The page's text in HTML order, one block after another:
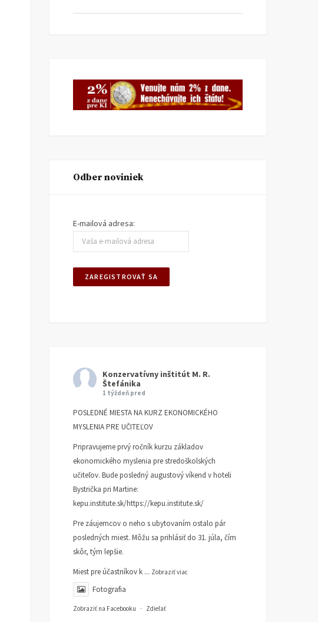
Odber noviniek
E-mailová adresa:
Konzervatívny inštitút M. R.
Štefánika
1 týždeň pred
POSLEDNÉ MIESTA NA KURZ EKONOMICKÉHO
MYSLENIA PRE UČITEĽOV
Pripravujeme prvý ročník kurzu základov
ekonomického myslenia pre stredoškolských
učiteľov. Bude posledný augustový víkend v hoteli
Bystrička pri Martine:
kepu.institute.sk/https://kepu.institute.sk/
Pre záujemcov o neho s ubytovaním ostalo pár
posledných miest. Môžu sa prihlásiť do 31. júla, čím
skôr, tým lepšie.
Miest pre účastníkov k ... Zobraziť viac
Fotografia
Zobraziť na Facebooku · Zdieľať